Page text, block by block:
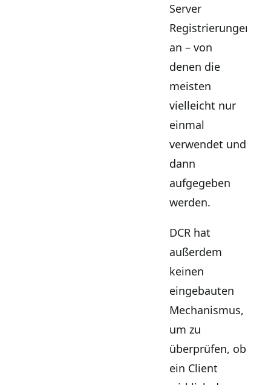
Server
Registrierungen
an – von
denen die
meisten
vielleicht nur
einmal
verwendet und
dann
aufgegeben
werden.
DCR hat
außerdem
keinen
eingebauten
Mechanismus,
um zu
überprüfen, ob
ein Client